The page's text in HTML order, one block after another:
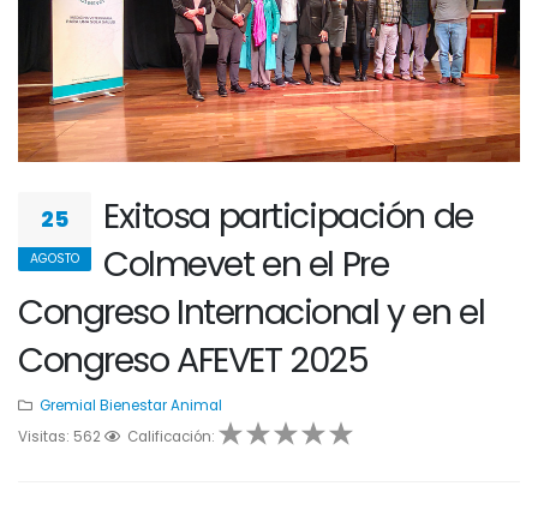
25
AGOSTO
Exitosa participación de
Colmevet en el Pre
Congreso Internacional y en el
Congreso AFEVET 2025
Gremial Bienestar Animal
Visitas: 562
Calificación:
1 2 3 4 5